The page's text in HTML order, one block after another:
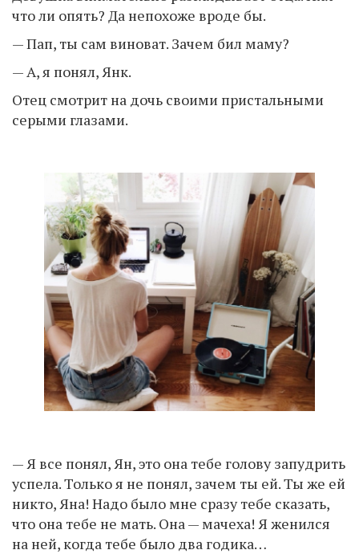
что ли опять? Да непохоже вроде бы.
— Пап, ты сам виноват. Зачем бил маму?
— А, я понял, Янк.
Отец смотрит на дочь своими пристальными
серыми глазами.
— Я все понял, Ян, это она тебе голову запудрить
успела. Только я не понял, зачем ты ей. Ты же ей
никто, Яна! Надо было мне сразу тебе сказать,
что она тебе не мать. Она — мачеха! Я женился
на ней, когда тебе было два годика…